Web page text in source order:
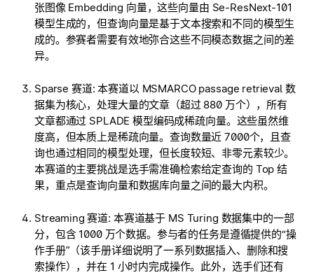
张图像 Embedding 向量，这些向量由 Se-ResNext-101
模型生成的，但查询向量是基于文本搜索和不同的模型生
成的。参赛者需要有效地弥合这些不同模态数据之间的差
异。
Sparse 赛道: 本赛道以 MSMARCO passage retrieval 数
据集为核心，处理大量的文章（超过 880 万个），所有
文章都通过 SPLADE 模型编码成稀疏向量。这些虽然维
度高，但本质上是稀疏向量。查询数量近 7000个，且查
询也通过相同的模型处理，但长度较短、非零元素较少。
本赛道的主要挑战是选手需准确检索给定查询的 Top 结
果，重点是查询向量和数据库向量之间的最大内积。
Streaming 赛道: 本赛道基于 MS Turing 数据集中的一部
分，包含 1000 万个数据。参与者的任务是遵循提供的“操
作手册”（该手册详细说明了一系列数据插入、删除和搜
索操作），并在 1 小时内完成操作。此外，选手们还有